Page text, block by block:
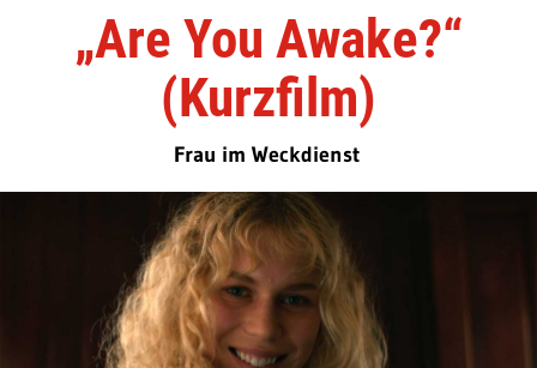
„Are You Awake?“
(Kurzfilm)
Frau im Weckdienst